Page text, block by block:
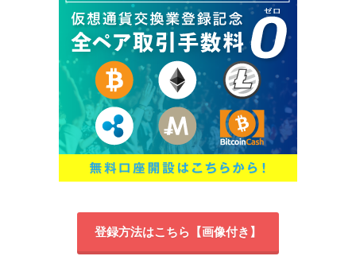
登録方法はこちら【画像付き】